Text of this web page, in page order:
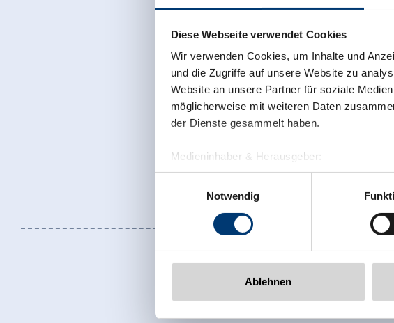
Diese Webseite verwendet Cookies
Wir verwenden Cookies, um Inhalte und
und die Zugriffe auf unsere Website zu
Website an unsere Partner für soziale
möglicherweise mit weiteren Daten
der Dienste gesammelt haben.
Medieninhaber & Herausgeber:
Zeller Bergbahnen Zillertal GmbH & Co KG
Rohr 23// A-6280 Zell am Ziller
www.zillertalarena.com
Notwendig
Ablehnen